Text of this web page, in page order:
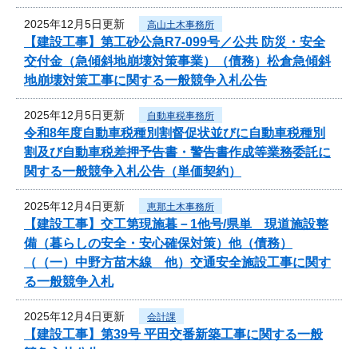
2025年12月5日更新 高山土木事務所
【建設工事】第工砂公急R7-099号／公共 防災・安全
交付金（急傾斜地崩壊対策事業）（債務）松倉急傾斜
地崩壊対策工事に関する一般競争入札公告
2025年12月5日更新 自動車税事務所
令和8年度自動車税種別割督促状並びに自動車税種別
割及び自動車税差押予告書・警告書作成等業務委託に
関する一般競争入札公告（単価契約）
2025年12月4日更新 恵那土木事務所
【建設工事】交工第現施暮－1他号/県単 現道施設整
備（暮らしの安全・安心確保対策）他（債務）
（（一）中野方苗木線 他）交通安全施設工事に関す
る一般競争入札
2025年12月4日更新 会計課
【建設工事】第39号 平田交番新築工事に関する一般